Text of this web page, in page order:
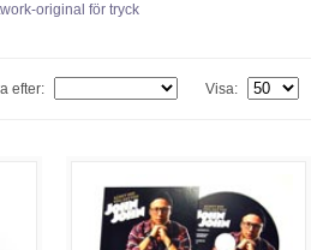
original för tryck
efter: Visa: